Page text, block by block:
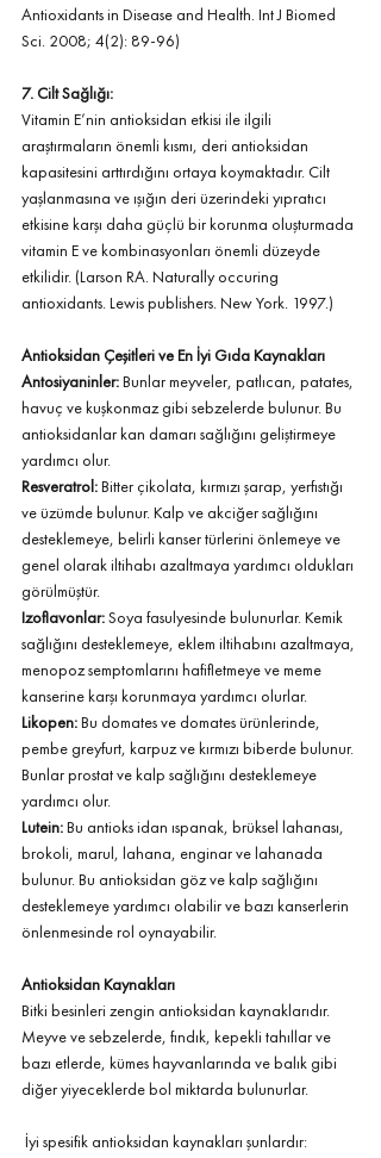
Antioxidants in Disease and Health. Int J Biomed
Sci. 2008; 4(2): 89-96)
7. Cilt Sağlığı:
Vitamin E’nin antioksidan etkisi ile ilgili
araştırmaların önemli kısmı, deri antioksidan
kapasitesini arttırdığını ortaya koymaktadır. Cilt
yaşlanmasına ve ışığın deri üzerindeki yıpratıcı
etkisine karşı daha güçlü bir korunma oluşturmada
vitamin E ve kombinasyonları önemli düzeyde
etkilidir. (Larson RA. Naturally occuring
antioxidants. Lewis publishers. New York. 1997.)
Antioksidan Çeşitleri ve En İyi Gıda Kaynakları
Antosiyaninler: Bunlar meyveler, patlıcan, patates,
havuç ve kuşkonmaz gibi sebzelerde bulunur. Bu
antioksidanlar kan damarı sağlığını geliştirmeye
yardımcı olur.
Resveratrol: Bitter çikolata, kırmızı şarap, yerfıstığı
ve üzümde bulunur. Kalp ve akciğer sağlığını
desteklemeye, belirli kanser türlerini önlemeye ve
genel olarak iltihabı azaltmaya yardımcı oldukları
görülmüştür.
Izoflavonlar: Soya fasulyesinde bulunurlar. Kemik
sağlığını desteklemeye, eklem iltihabını azaltmaya,
menopoz semptomlarını hafifletmeye ve meme
kanserine karşı korunmaya yardımcı olurlar.
Likopen: Bu domates ve domates ürünlerinde,
pembe greyfurt, karpuz ve kırmızı biberde bulunur.
Bunlar prostat ve kalp sağlığını desteklemeye
yardımcı olur.
Lutein: Bu antioks idan ıspanak, brüksel lahanası,
brokoli, marul, lahana, enginar ve lahanada
bulunur. Bu antioksidan göz ve kalp sağlığını
desteklemeye yardımcı olabilir ve bazı kanserlerin
önlenmesinde rol oynayabilir.
Antioksidan Kaynakları
Bitki besinleri zengin antioksidan kaynaklarıdır.
Meyve ve sebzelerde, fındık, kepekli tahıllar ve
bazı etlerde, kümes hayvanlarında ve balık gibi
diğer yiyeceklerde bol miktarda bulunurlar.
İyi spesifik antioksidan kaynakları şunlardır: